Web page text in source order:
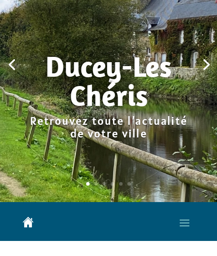
Ducey-Les
Chéris
Retrouvez toute l’actualité
de votre ville